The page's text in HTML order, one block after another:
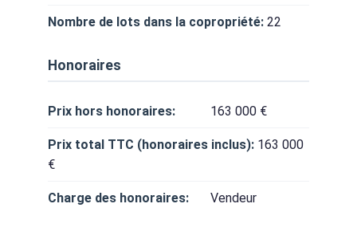
Nombre de lots dans la copropriété: 22
Honoraires
Prix hors honoraires: 163 000 €
Prix total TTC (honoraires inclus): 163 000
€
Charge des honoraires: Vendeur